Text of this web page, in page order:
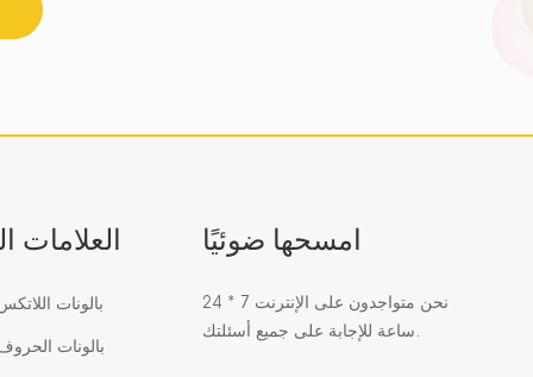
العلامات
بالونات
بالونات
امسحها ضوئيًا
نحن متواجدون على الإنترنت 7 * 24
ساعة للإجابة على جميع أسئلتك.